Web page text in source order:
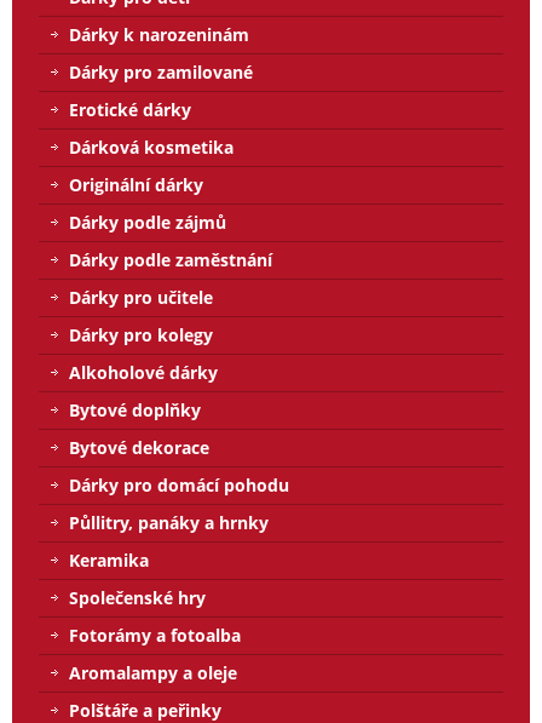
Dárky k narozeninám
Dárky pro zamilované
Erotické dárky
Dárková kosmetika
Originální dárky
Dárky podle zájmů
Dárky podle zaměstnání
Dárky pro učitele
Dárky pro kolegy
Alkoholové dárky
Bytové doplňky
Bytové dekorace
Dárky pro domácí pohodu
Půllitry, panáky a hrnky
Keramika
Společenské hry
Fotorámy a fotoalba
Aromalampy a oleje
Polštáře a peřinky